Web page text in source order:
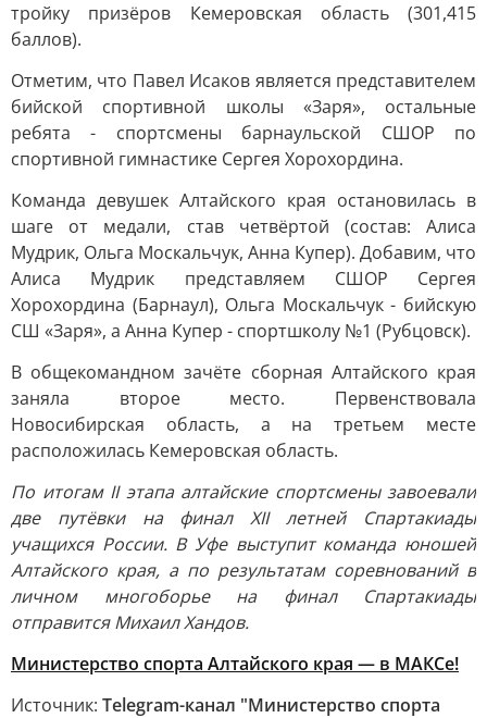
тройку призёров Кемеровская область (301,415
баллов).
Отметим, что Павел Исаков является представителем
бийской спортивной школы «Заря», остальные
ребята - спортсмены барнаульской СШОР по
спортивной гимнастике Сергея Хорохордина.
Команда девушек Алтайского края остановилась в
шаге от медали, став четвёртой (состав: Алиса
Мудрик, Ольга Москальчук, Анна Купер). Добавим, что
Алиса Мудрик представляем СШОР Сергея
Хорохордина (Барнаул), Ольга Москальчук - бийскую
СШ «Заря», а Анна Купер - спортшколу №1 (Рубцовск).
В общекомандном зачёте сборная Алтайского края
заняла второе место. Первенствовала
Новосибирская область, а на третьем месте
расположилась Кемеровская область.
По итогам II этапа алтайские спортсмены завоевали
две путёвки на финал XII летней Спартакиады
учащихся России. В Уфе выступит команда юношей
Алтайского края, а по результатам соревнований в
личном многоборье на финал Спартакиады
отправится Михаил Хандов.
Министерство спорта Алтайского края — в МАКСе!
Источник: Telegram-канал "Министерство спорта